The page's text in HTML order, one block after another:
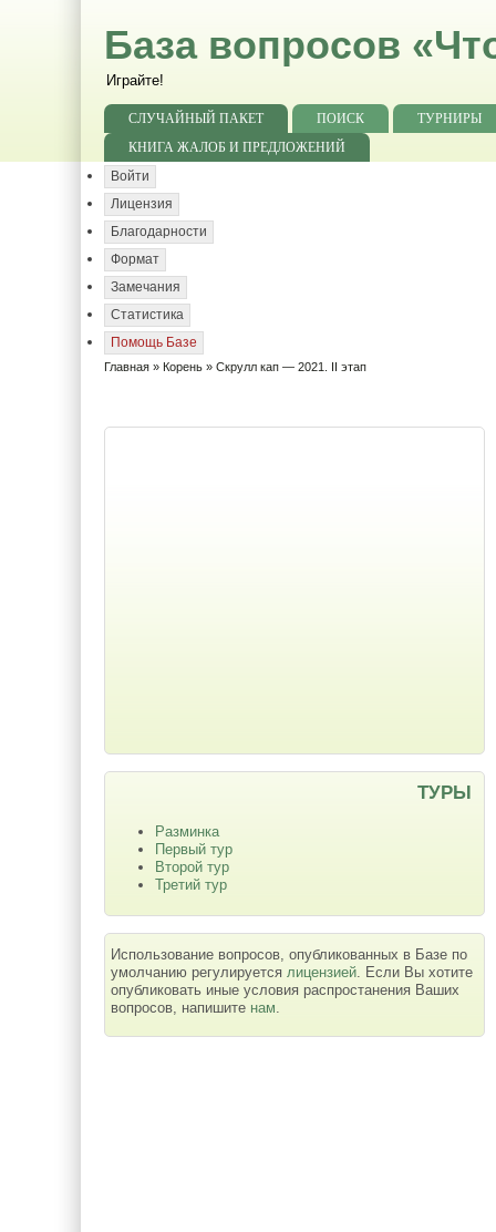
База вопросов
Играйте!
СЛУЧАЙНЫЙ ПАКЕТ ПОИСК
ТУРНИРЫ
КНИГА ЖАЛОБ И ПРЕДЛОЖЕНИЙ
Войти
Лицензия
Благодарности
Формат
Замечания
Статистика
Помощь Базе
Главная » Корень » Скрулл кап — 2021. II этап
ТУРЫ
Разминка
Первый тур
Второй тур
Третий тур
Использование вопросов, опубликованных в Базе по
умолчанию регулируется лицензией. Если Вы хотите
опубликовать иные условия распростанения Ваших
вопросов, напишите нам.